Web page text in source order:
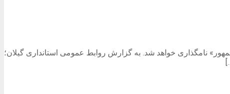
رییسی به نام «شهید جمهور» نامگذاری خواهد شد. به گزارش روابط عمومی استانداری گیلان؛